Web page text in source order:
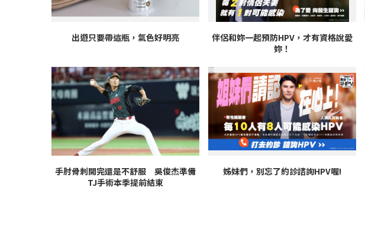
出遊只要帶這瓶，氣色好明亮
伴侶和妳一起預防HPV，才有資格說愛
妳！
手肘骨刺開完還是不舒服 吳俊杰準備
TJ手術本季提前結束
姊妹們，別忘了約診諮詢HPV喔!
PR